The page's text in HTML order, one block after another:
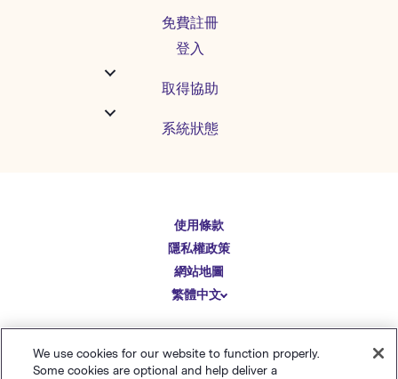
免費註冊
登入
取得協助
系統狀態
使用條款
隱私權政策
網站地圖
繁體中文
Español
Deutsch
简体中文
日本語
Italiano
© Polaris Software ，LLC Benchmark Email® 為
Polaris Software, LLC的註冊商標
We use cookies for our website to function properly.
Some cookies are optional and help deliver a